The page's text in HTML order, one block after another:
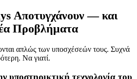
Αποτυγχάνουν — και
Προβλήματα
απλώς των υποσχέσεών τους. Συχνά
Να γιατί.
υποστηρικτική τεχνολογία του